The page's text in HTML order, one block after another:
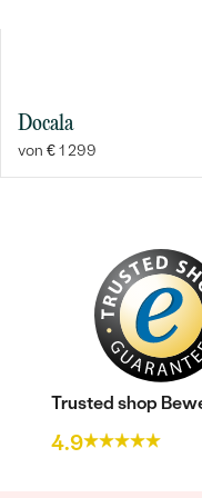
Docala
von € 1 299
Trusted shop
4.9